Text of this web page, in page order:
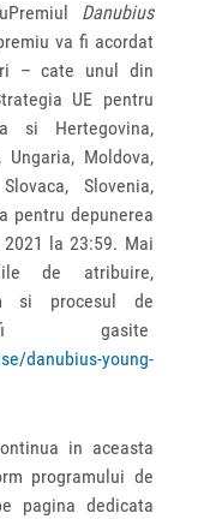
Danubius
va fi acordat
– cate unul din
UE pentru
si Hertegovina,
Ungaria, Moldova,
Slovenia,
pentru depunerea
la 23:59. Mai
de atribuire,
si procesul de
gasite
danubius-young-
in aceasta
programului de
pagina dedicata